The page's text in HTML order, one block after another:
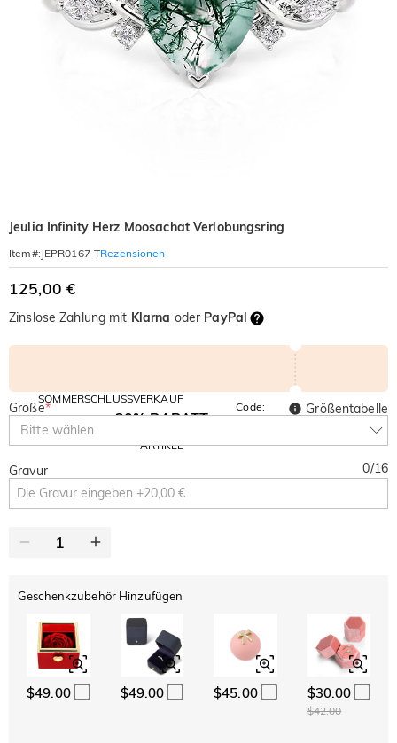
Jeulia Infinity Herz Moosachat Verlobungsring
Item#: JEPR0167-TRezensionen
125,00 €
Zinslose Zahlung mit Klarna oder PayPal
SOMMERSCHLUSSVERKAUF
10% RABATT
AUF ALLES
30% RABATT
ARTIKEL
Code:
SUMMER
Größe*
Bitte wählen
Größentabelle
Gravur 0/16
Geschenkzubehör Hinzufügen
$49.00 $49.00 $45.00 $30.00
$42.00